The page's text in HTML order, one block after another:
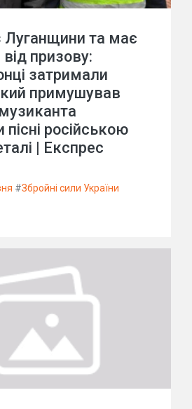
Луганщини та має
призову:
затримали
примушував
пісні російською
| Експрес
#Збройні сили України